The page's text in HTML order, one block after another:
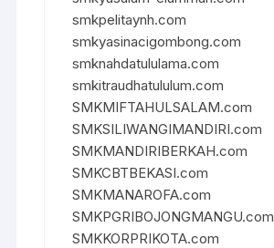
smkpelitaynh.com
smkyasinacigombong.com
smknahdatululama.com
smkitraudhatululum.com
SMKMIFTAHULSALAM.com
SMKSILIWANGIMANDIRI.com
SMKMANDIRIBERKAH.com
SMKCBTBEKASI.com
SMKMANAROFA.com
SMKPGRIBOJONGMANGU.com
SMKKORPRIKOTA.com